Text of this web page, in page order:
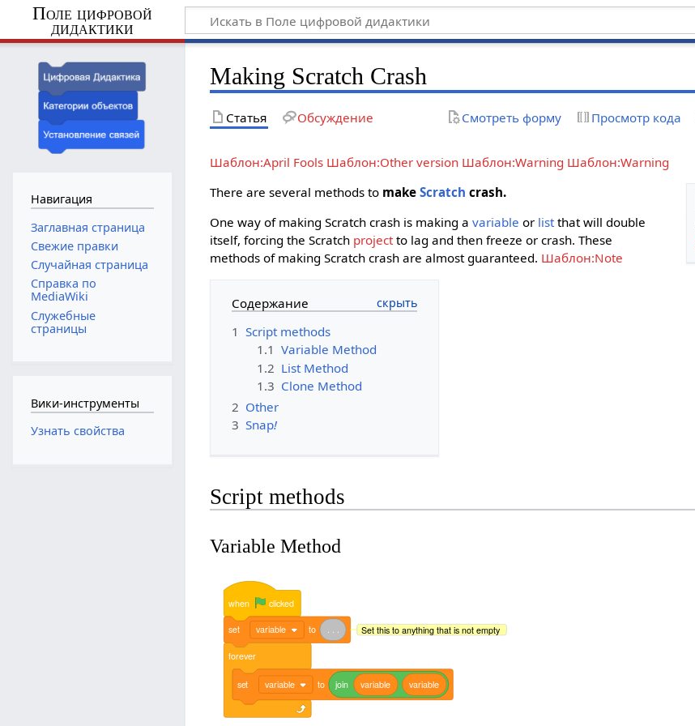
Поле цифровой
дидактики
Making Scratch Crash
Статья Обсуждение Смотреть форму Просмотр кода
Шаблон:April Fools Шаблон:Other version Шаблон:Warning Шаблон:Warning
There are several methods to makeScratch crash.
One way of making Scratch crash is making avariable or listthat will double
itself, forcing the Scratch projectto lag and then freeze or crash. These
methods of making Scratch crash are almost guaranteed. Шаблон:Note
Содержание
1 Script methods
1.1 Variable Method
1.2 List Method
1.3 Clone Method
2 Other
3 Snap!
Script methods
Variable Method
when clicked
set variable to . . . Set this to anything that is not empty
forever
set variable to join variable variable
Навигация
Заглавная страница
Свежие правки
Случайная страница
Справка по
MediaWiki
Служебные
страницы
Вики-инструменты
Узнать свойства